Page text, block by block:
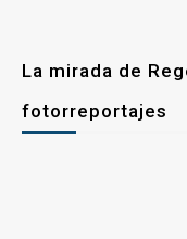
La mirada de
fotorreportajes